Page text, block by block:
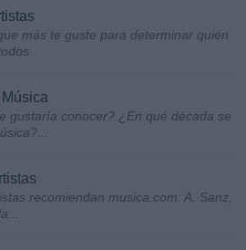
más te guste para determinar quién
gustaría conocer? ¿En qué década se
recomiendan musica.com: A. Sanz,